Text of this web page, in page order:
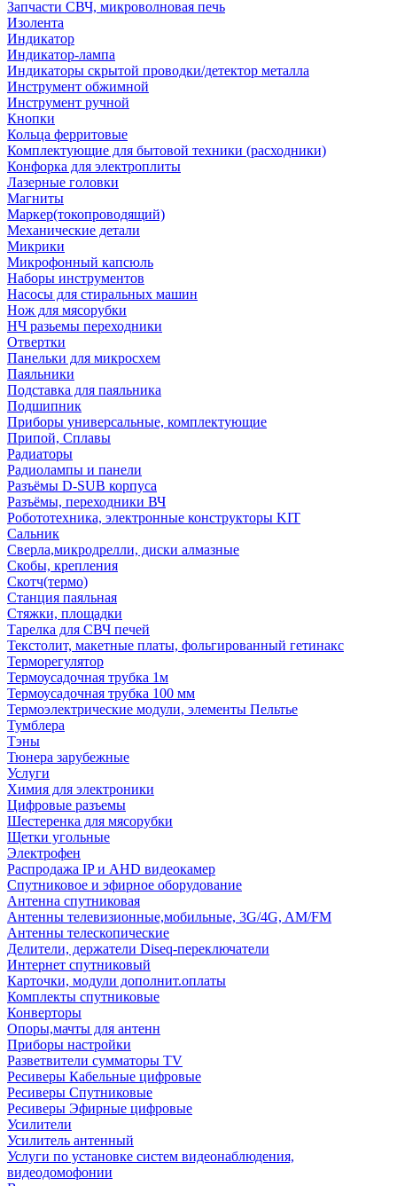
Запчасти СВЧ, микроволновая печь
Изолента
Индикатор
Индикатор-лампа
Индикаторы скрытой проводки/детектор металла
Инструмент обжимной
Инструмент ручной
Кнопки
Кольца ферритовые
Комплектующие для бытовой техники (расходники)
Конфорка для электроплиты
Лазерные головки
Магниты
Маркер(токопроводящий)
Механические детали
Микрики
Микрофонный капсюль
Наборы инструментов
Насосы для стиральных машин
Нож для мясорубки
НЧ разьемы переходники
Отвертки
Панельки для микросхем
Паяльники
Подставка для паяльника
Подшипник
Приборы универсальные, комплектующие
Припой, Сплавы
Радиаторы
Радиолампы и панели
Разъёмы D-SUB корпуса
Разъёмы, переходники ВЧ
Робототехника, электронные конструкторы KIT
Сальник
Сверла,микродрелли, диски алмазные
Скобы, крепления
Скотч(термо)
Станция паяльная
Стяжки, площадки
Тарелка для СВЧ печей
Текстолит, макетные платы, фольгированный гетинакс
Терморегулятор
Термоусадочная трубка 1м
Термоусадочная трубка 100 мм
Термоэлектрические модули, элементы Пельтье
Тумблера
Тэны
Тюнера зарубежные
Услуги
Химия для электроники
Цифровые разъемы
Шестеренка для мясорубки
Щетки угольные
Электрофен
Распродажа IP и AHD видеокамер
Спутниковое и эфирное оборудование
Антенна спутниковая
Антенны телевизионные,мобильные, 3G/4G, AM/FM
Антенны телескопические
Делители, держатели Diseq-переключатели
Интернет спутниковый
Карточки, модули дополнит.оплаты
Комплекты спутниковые
Конверторы
Опоры,мачты для антенн
Приборы настройки
Разветвители сумматоры TV
Ресиверы Кабельные цифровые
Ресиверы Спутниковые
Ресиверы Эфирные цифровые
Усилители
Усилитель антенный
Услуги по установке систем видеонаблюдения,
видеодомофонии